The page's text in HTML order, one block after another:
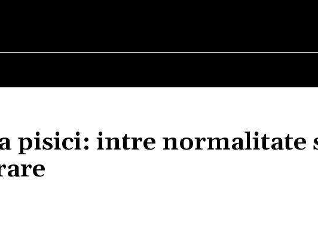
pisici: intre normalitate